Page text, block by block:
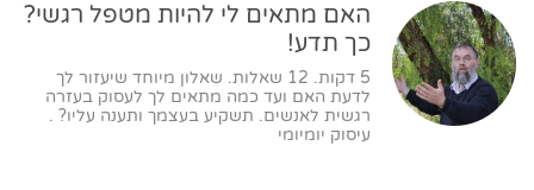
האם מתאים לי להיות מטפל רגשי?
כך תדע!
5 דקות. 12 שאלות. שאלון מיוחד שיעזור לך
לדעת האם ועד כמה מתאים לך לעסוק בעזרה
רגשית לאנשים. תשקיע בעצמך ותענה עליו? .
עיסוק יומיומי